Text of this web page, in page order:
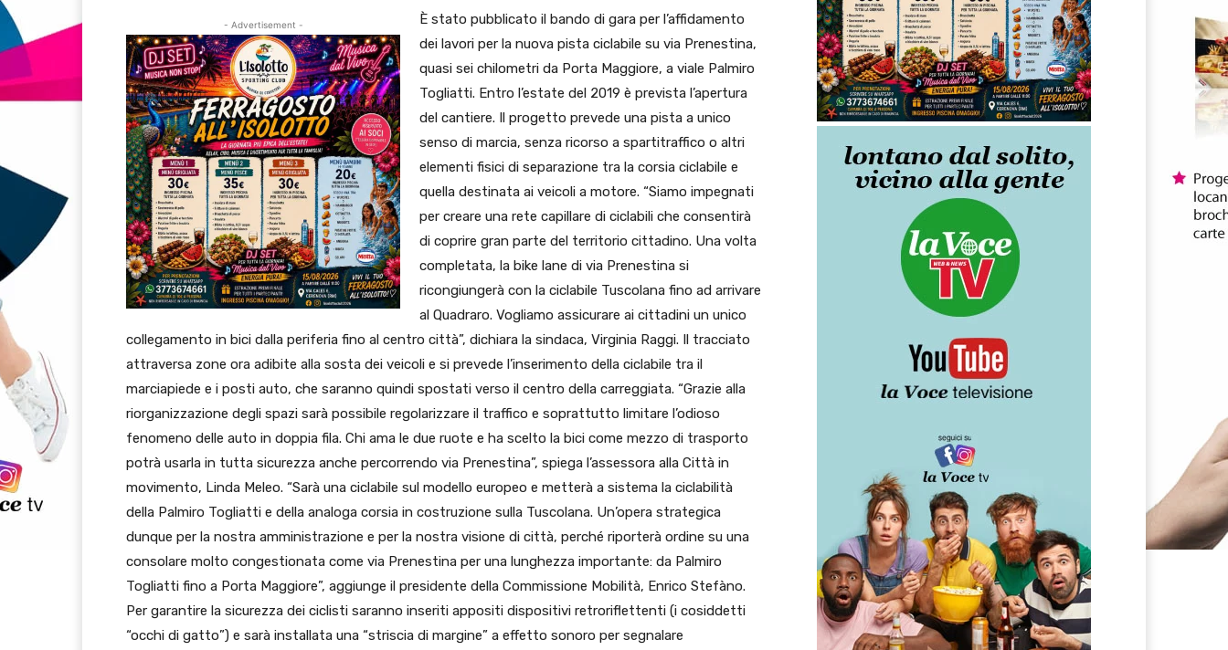
- Advertisement -
È stato pubblicato il bando di gara per l’affidamento
dei lavori per la nuova pista ciclabile su via Prenestina,
quasi sei chilometri da Porta Maggiore, a viale Palmiro
Togliatti. Entro l’estate del 2019 è prevista l’apertura
del cantiere. Il progetto prevede una pista a unico
senso di marcia, senza ricorso a spartitraffico o altri
elementi fisici di separazione tra la corsia ciclabile e
quella destinata ai veicoli a motore. “Siamo impegnati
per creare una rete capillare di ciclabili che consentirà
di coprire gran parte del territorio cittadino. Una volta
completata, la bike lane di via Prenestina si
ricongiungerà con la ciclabile Tuscolana fino ad arrivare
al Quadraro. Vogliamo assicurare ai cittadini un unico
collegamento in bici dalla periferia fino al centro città”, dichiara la sindaca, Virginia Raggi. Il tracciato
attraversa zone ora adibite alla sosta dei veicoli e si prevede l’inserimento della ciclabile tra il
marciapiede e i posti auto, che saranno quindi spostati verso il centro della carreggiata. “Grazie alla
riorganizzazione degli spazi sarà possibile regolarizzare il traffico e soprattutto limitare l’odioso
fenomeno delle auto in doppia fila. Chi ama le due ruote e ha scelto la bici come mezzo di trasporto
potrà usarla in tutta sicurezza anche percorrendo via Prenestina”, spiega l’assessora alla Città in
movimento, Linda Meleo. “Sarà una ciclabile sul modello europeo e metterà a sistema la ciclabilità
della Palmiro Togliatti e della analoga corsia in costruzione sulla Tuscolana. Un’opera strategica
dunque per la nostra amministrazione e per la nostra visione di città, perché riporterà ordine su una
consolare molto congestionata come via Prenestina per una lunghezza importante: da Palmiro
Togliatti fino a Porta Maggiore”, aggiunge il presidente della Commissione Mobilità, Enrico Stefàno.
Per garantire la sicurezza dei ciclisti saranno inseriti appositi dispositivi retroriflettenti (i cosiddetti
“occhi di gatto”) e sarà installata una “striscia di margine” a effetto sonoro per segnalare